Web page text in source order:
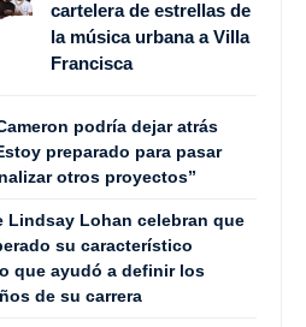
cartelera de estrellas de
la música urbana a Villa
Francisca
podría dejar atrás
preparado para pasar
otros proyectos”
Lindsay Lohan celebran que
su característico
que ayudó a definir los
de su carrera